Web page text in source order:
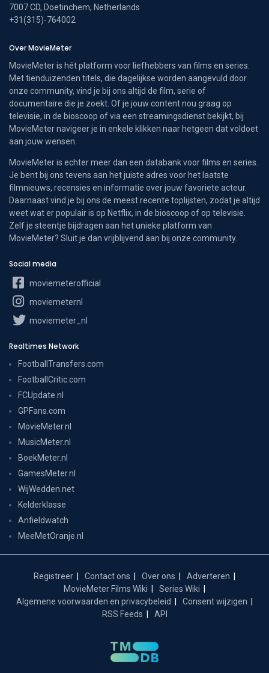
7007 CD, Doetinchem, Netherlands
+31(315)-764002
Over MovieMeter
MovieMeter is hét platform voor liefhebbers van films en series.
Met tienduizenden titels, die dagelijkse worden aangevuld door
onze community, vind je bij ons altijd de film, serie of
documentaire die je zoekt. Of je jouw content nou graag op
televisie, in de bioscoop of via een streamingsdienst bekijkt, bij
MovieMeter navigeer je in enkele klikken naar hetgeen dat voldoet
aan jouw wensen.
MovieMeter is echter meer dan een databank voor films en series.
Je bent bij ons tevens aan het juiste adres voor het laatste
filmnieuws, recensies en informatie over jouw favoriete acteur.
Daarnaast vind je bij ons de meest recente toplijsten, zodat je altijd
weet wat er populair is op Netflix, in de bioscoop of op televisie.
Zelf je steentje bijdragen aan het unieke platform van
MovieMeter? Sluit je dan vrijblijvend aan bij onze community.
Social media
moviemeterofficial
moviemeternl
moviemeter_nl
Realtimes Network
FootballTransfers.com
FootballCritic.com
FCUpdate.nl
GPFans.com
MovieMeter.nl
MusicMeter.nl
BoekMeter.nl
GamesMeter.nl
WijWedden.net
Kelderklasse
Anfieldwatch
MeeMetOranje.nl
Registreer Contact ons Over ons
Adverteren
MovieMeter Films Wiki
Series Wiki
Algemene voorwaarden en privacybeleid
Consent wijzigen
RSS Feeds
API